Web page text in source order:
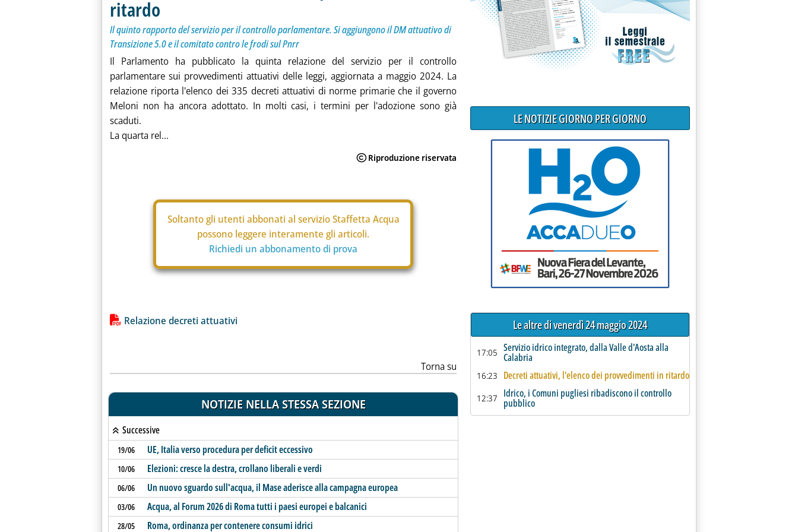
ritardo
Il quinto rapporto del servizio per il controllo parlamentare. Si aggiungono il DM attuativo di
Transizione 5.0 e il comitato contro le frodi sul Pnrr
Il Parlamento ha pubblicato la quinta relazione del servizio per il controllo
parlamentare sui provvedimenti attuativi delle leggi, aggiornata a maggio 2024. La
relazione riporta l'elenco dei 335 decreti attuativi di norme primarie che il governo
Meloni non ha ancora adottato. In molti casi, i termini per l'adozione sono già
scaduti.
La quarta rel...
Soltanto gli utenti abbonati al servizio Staffetta Acqua
possono leggere interamente gli articoli.
Richiedi un abbonamento di prova
Lista allegati PDF alla notizia
Relazione decreti attuativi
Torna su
NOTIZIE NELLA STESSA SEZIONE
Successive
19/06 UE, Italia verso procedura per deficit eccessivo
10/06 Elezioni: cresce la destra, crollano liberali e verdi
06/06 Un nuovo sguardo sull'acqua, il Mase aderisce alla campagna europea
03/06 Acqua, al Forum 2026 di Roma tutti i paesi europei e balcanici
28/05 Roma, ordinanza per contenere consumi idrici
LE NOTIZIE GIORNO PER GIORNO
Le altre di venerdì 24 maggio 2024
17:05 Servizio idrico integrato, dalla Valle d'Aosta alla
Calabria
16:23 Decreti attuativi, l'elenco dei provvedimenti in ritardo
12:37 Idrico, i Comuni pugliesi ribadiscono il controllo
pubblico